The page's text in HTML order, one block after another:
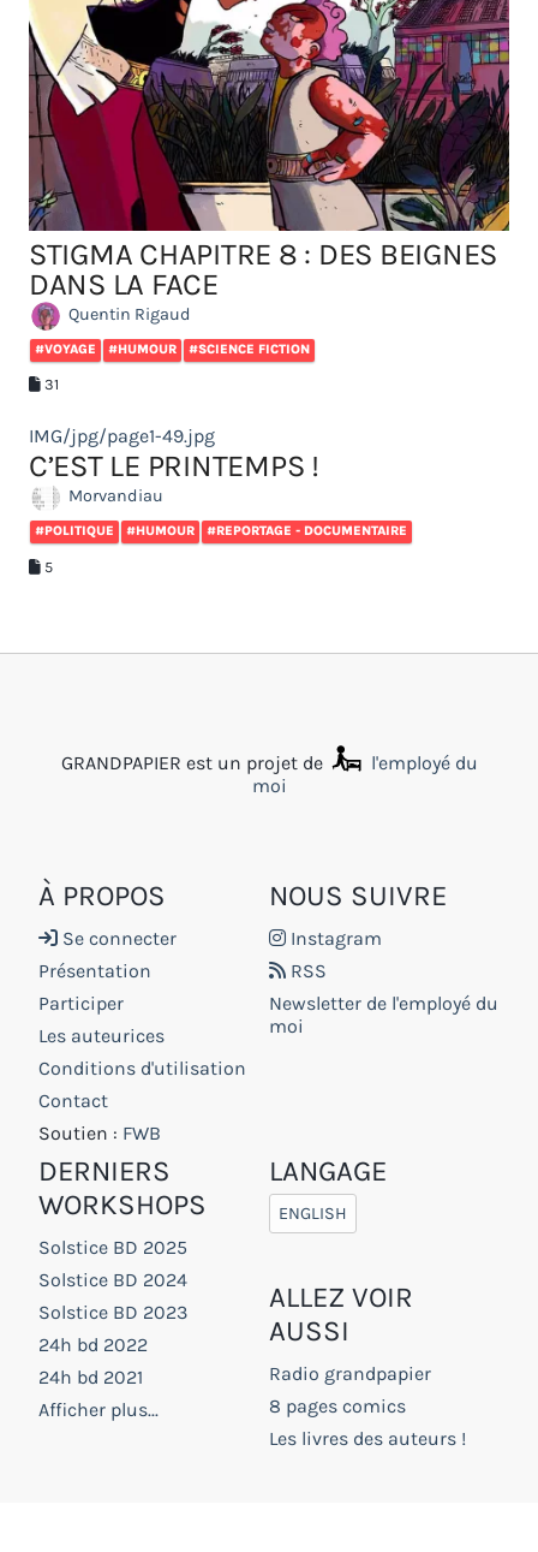
STIGMA CHAPITRE 8 : DES BEIGNES
DANS LA FACE
Quentin Rigaud
#VOYAGE #HUMOUR #SCIENCE FICTION
31
IMG/jpg/page1-49.jpg
C’EST LE PRINTEMPS !
Morvandiau
#POLITIQUE #HUMOUR #REPORTAGE - DOCUMENTAIRE
5
GRANDPAPIER est un projet de
l'employé du
moi
À PROPOS
Se connecter
Présentation
Participer
Les auteurices
Conditions d'utilisation
Contact
Soutien : FWB
NOUS SUIVRE
Instagram
RSS
Newsletter de l'employé du
moi
DERNIERS
WORKSHOPS
Solstice BD 2025
Solstice BD 2024
Solstice BD 2023
24h bd 2022
24h bd 2021
Afficher plus...
LANGAGE
ENGLISH
ALLEZ VOIR
AUSSI
Radio grandpapier
8 pages comics
Les livres des auteurs !